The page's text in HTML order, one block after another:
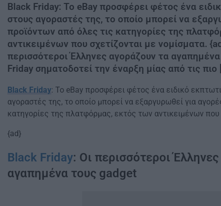
Black Friday: Το eBay προσφέρει φέτος ένα
στους αγοραστές της, το οποίο μπορεί να
προϊόντων από όλες τις κατηγορίες της
αντικειμένων που σχετίζονται με νομίσματα.
περισσότεροι Έλληνες αγοράζουν τα
Friday σηματοδοτεί την έναρξη μίας από τις πιο
Black Friday: Το eBay προσφέρει φέτος ένα ειδικό
αγοραστές της, το οποίο μπορεί να εξαργυρωθεί για
κατηγορίες της πλατφόρμας, εκτός των αντικειμένων που
{ad}
Black Friday: Οι περισσότεροι
αγαπημένα τους gadget